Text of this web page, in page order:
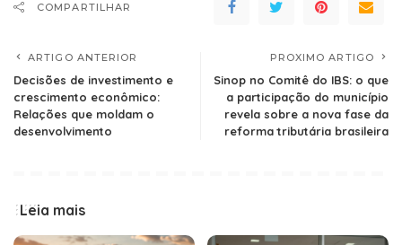
COMPARTILHAR
ARTIGO ANTERIOR
Decisões de investimento e
crescimento econômico:
Relações que moldam o
desenvolvimento
PROXIMO ARTIGO
Sinop no Comitê do IBS: o que
a participação do município
revela sobre a nova fase da
reforma tributária brasileira
Leia mais